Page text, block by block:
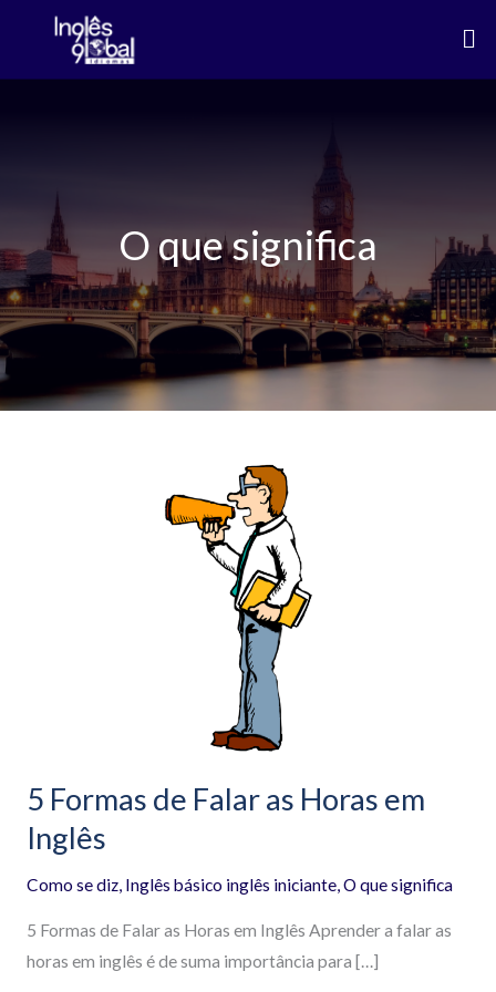
o
O que significa
5 Formas de Falar as Horas em
Inglês
Como se diz, Inglês básico inglês iniciante,O que significa
5 Formas de Falar as Horas em Inglês Aprender a falar as
horas em inglês é de suma importância para […]